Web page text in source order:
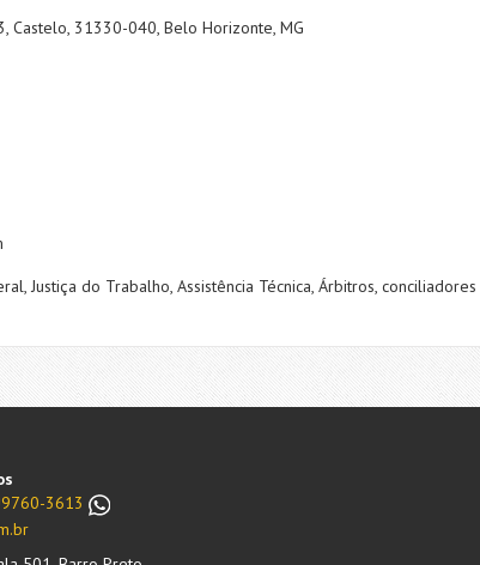
Castelo, 31330-040, Belo Horizonte, MG
Justiça do Trabalho, Assistência Técnica, Árbitros, conciliadores
3613